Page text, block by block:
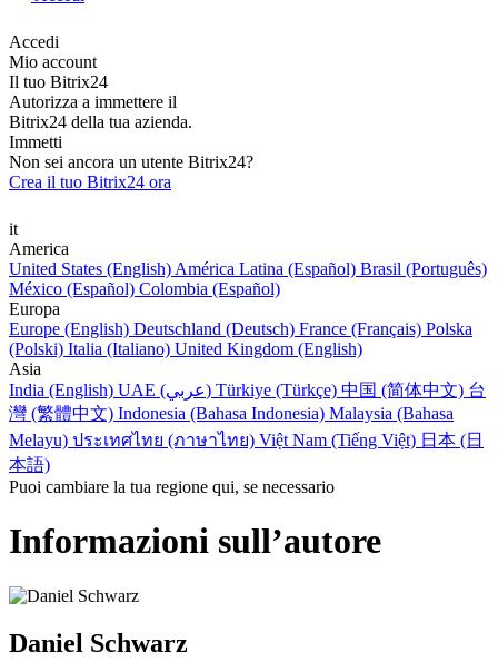
Accedi
Mio account
Il tuo Bitrix24
Autorizza a immettere il
Bitrix24 della tua azienda.
Immetti
Non sei ancora un utente Bitrix24?
Crea il tuo Bitrix24 ora
it
America
United States (English) América Latina (Español) Brasil (Português)
México (Español) Colombia (Español)
Europa
Europe (English) Deutschland (Deutsch) France (Français) Polska
(Polski) Italia (Italiano) United Kingdom (English)
Asia
India (English)
UAE (عربي) Türkiye (Türkçe) 中国 (简体中文) 台
灣 (繁體中文) Indonesia (Bahasa Indonesia) Malaysia (Bahasa
Melayu) ประเทศไทย (ภาษาไทย) Việt Nam (Tiếng Việt) 日本 (日
本語)
Puoi cambiare la tua regione qui, se necessario
Informazioni sull’autore
Daniel Schwarz